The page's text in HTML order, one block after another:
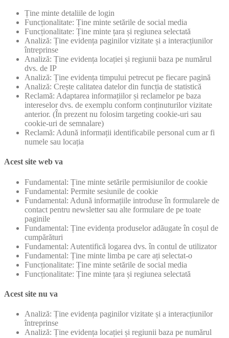
Ține minte detaliile de login
Funcționalitate: Ține minte setările de social media
Funcționalitate: Ține minte țara și regiunea selectată
Analiză: Ține evidența paginilor vizitate și a interacțiunilor
întreprinse
Analiză: Ține evidența locației și regiunii baza pe numărul
dvs. de IP
Analiză: Ține evidența timpului petrecut pe fiecare pagină
Analiză: Crește calitatea datelor din funcția de statistică
Reclamă: Adaptarea informațiilor și reclamelor pe baza
intereselor dvs. de exemplu conform conținuturilor vizitate
anterior. (În prezent nu folosim targeting cookie-uri sau
cookie-uri de semnalare)
Reclamă: Adună informații identificabile personal cum ar fi
numele sau locația
Acest site web va
Fundamental: Ține minte setările permisiunilor de cookie
Fundamental: Permite sesiunile de cookie
Fundamental: Adună informațiile introduse în formularele de
contact pentru newsletter sau alte formulare de pe toate
paginile
Fundamental: Ține evidența produselor adăugate în coșul de
cumpărături
Fundamental: Autentifică logarea dvs. în contul de utilizator
Fundamental: Ține minte limba pe care ați selectat-o
Funcționalitate: Ține minte setările de social media
Funcționalitate: Ține minte țara și regiunea selectată
Acest site nu va
Analiză: Ține evidența paginilor vizitate și a interacțiunilor
întreprinse
Analiză: Ține evidența locației și regiunii baza pe numărul